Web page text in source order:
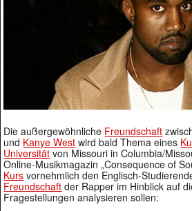
Die außergewöhnliche Freundschaft
und Kanye West wird bald Thema eines
Universität von Missouri in Columbia/
Online-Musikmagazin „Consequence of
Kurs vornehmlich den Englisch-
Freundschaft der Rapper im Hinblick auf
Fragestellungen analysieren sollen: